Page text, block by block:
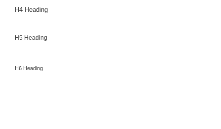
H4 Heading
H5 Heading
H6 Heading